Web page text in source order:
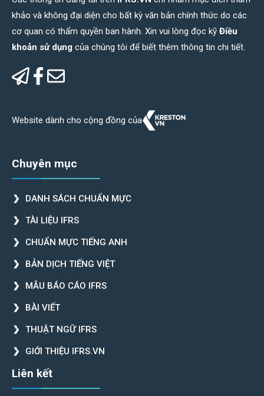
khảo và không đại diện cho bất kỳ văn bản chính thức do các
cơ quan có thẩm quyền ban hành. Xin vui lòng đọc kỹ Điều
khoản sử dụng của chúng tôi để biết thêm thông tin chi tiết.
Website dành cho cộng đồng của
Chuyên mục
DANH SÁCH CHUẨN MỰC
TÀI LIỆU IFRS
CHUẨN MỰC TIẾNG ANH
BẢN DỊCH TIẾNG VIỆT
MẪU BÁO CÁO IFRS
BÀI VIẾT
THUẬT NGỮ IFRS
GIỚI THIỆU IFRS.VN
Liên kết